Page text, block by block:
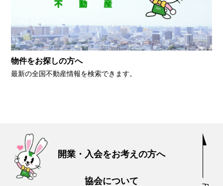
物件をお探しの方へ
最新の全国不動産情報を検索できます。
開業・入会をお考えの方へ
協会について